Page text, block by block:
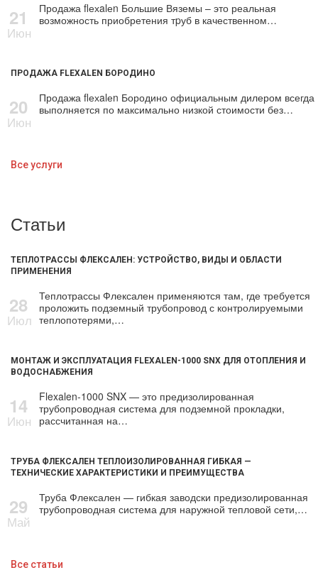
21
Июн
Продажа flехalеn Большие Вяземы – это реальная
возможность приобретения тpуб в качественном…
ПРОДАЖА FLEXALEN БОРОДИНО
20
Июн
Продажа flехalеn Бородино официальным дилером всегда
выполняется по максимально низкой стоимости без…
Все услуги
Статьи
ТЕПЛОТРАССЫ ФЛЕКСАЛЕН: УСТРОЙСТВО, ВИДЫ И ОБЛАСТИ
ПРИМЕНЕНИЯ
28
Июл
Теплотрассы Флексален применяются там, где требуется
проложить подземный трубопровод с контролируемыми
теплопотерями,…
МОНТАЖ И ЭКСПЛУАТАЦИЯ FLEXALEN-1000 SNX ДЛЯ ОТОПЛЕНИЯ И
ВОДОСНАБЖЕНИЯ
14
Июн
Flexalen-1000 SNX — это предизолированная
трубопроводная система для подземной прокладки,
рассчитанная на…
ТРУБА ФЛЕКСАЛЕН ТЕПЛОИЗОЛИРОВАННАЯ ГИБКАЯ —
ТЕХНИЧЕСКИЕ ХАРАКТЕРИСТИКИ И ПРЕИМУЩЕСТВА
29
Май
Труба Флексален — гибкая заводски предизолированная
трубопроводная система для наружной тепловой сети,…
Все статьи